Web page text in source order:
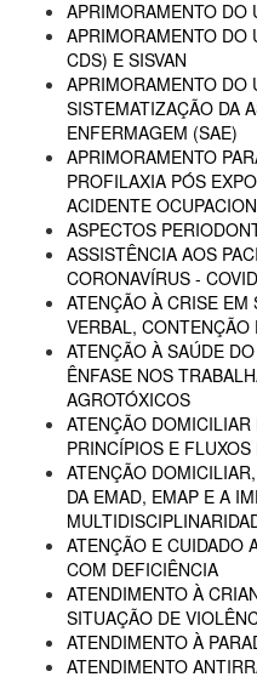
APRIMORAMENTO DO
APRIMORAMENTO DO
CDS) E SISVAN
APRIMORAMENTO DO
SISTEMATIZAÇÃO DA
ENFERMAGEM (SAE)
APRIMORAMENTO
PROFILAXIA PÓS
ACIDENTE
ASPECTOS
ASSISTÊNCIA AOS
CORONAVÍRUS -
ATENÇÃO À CRISE
VERBAL,
ATENÇÃO À SAÚDE
ÊNFASE NOS
AGROTÓXICOS
ATENÇÃO
PRINCÍPIOS E
ATENÇÃO
DA EMAD, EMAP E A
ATENÇÃO E CUIDADO
COM DEFICIÊNCIA
ATENDIMENTO À
SITUAÇÃO DE
ATENDIMENTO À
ATENDIMENTO